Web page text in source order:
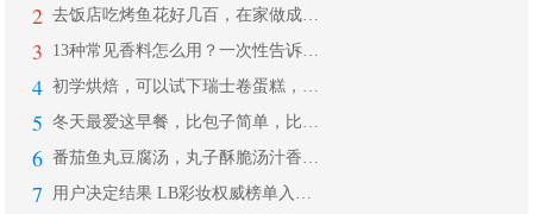
2 去饭店吃烤鱼花好几百，在家做成本不到
3 13种常见香料怎么用？一次性告诉你！
4 初学烘焙，可以试下瑞士卷蛋糕，做法简
5 冬天最爱这早餐，比包子简单，比油条好
6 番茄鱼丸豆腐汤，丸子酥脆汤汁香浓，开
7 用户决定结果 LB彩妆权威榜单入围T